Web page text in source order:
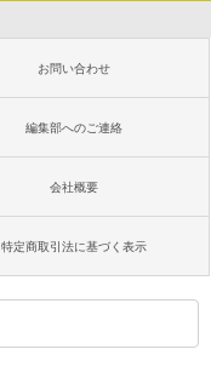
お問い合わせ
編集部へのご連絡
会社概要
特定商取引法に基づく表示